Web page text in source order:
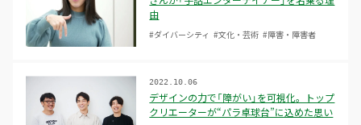
由
#ダイバーシティ #文化・芸術 #障害・障害者
デザインの力で「障がい」を可視化。トップ
クリエーターが“パラ卓球台”に込めた思い
2022.10.06